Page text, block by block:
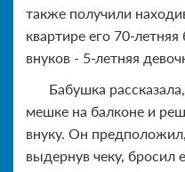
также получили
квартире его 70-
внуков - 5-летняя
Бабушка
мешке на балконе и
внуку. Он
выдернув чеку, бросил